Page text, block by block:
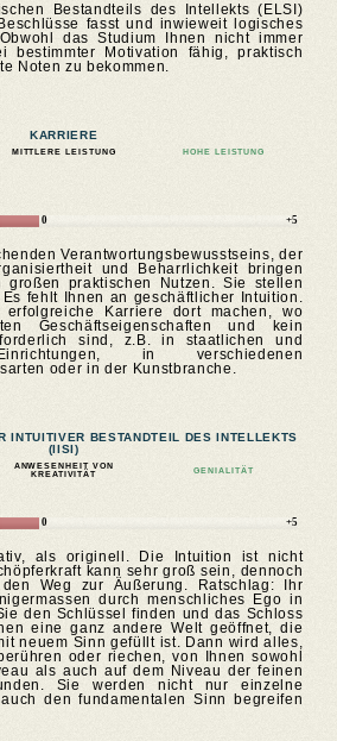
Bestandteils des Intellekts (ELSI)
fasst und inwieweit logisches
das Studium Ihnen nicht immer
bestimmter Motivation fähig, praktisch
Noten zu bekommen.
KARRIERE
MITTLERE LEISTUNG HOHE LEISTUNG
0 +5
Verantwortungsbewusstseins, der
und Beharrlichkeit bringen
großen praktischen Nutzen. Sie stellen
fehlt Ihnen an geschäftlicher Intuition.
erfolgreiche Karriere dort machen, wo
Geschäftseigenschaften und kein
sind, z.B. in staatlichen und
in verschiedenen
oder in der Kunstbranche.
INTUITIVER BESTANDTEIL DES INTELLEKTS
(IISI)
ANWESENHEIT VON
KREATIVITÄT
GENIALITÄT
0 +5
als originell. Die Intuition ist nicht
kann sehr groß sein, dennoch
Weg zur Äußerung. Ratschlag: Ihr
durch menschliches Ego in
den Schlüssel finden und das Schloss
eine ganz andere Welt geöffnet, die
neuem Sinn gefüllt ist. Dann wird alles,
oder riechen, von Ihnen sowohl
als auch auf dem Niveau der feinen
Sie werden nicht nur einzelne
den fundamentalen Sinn begreifen